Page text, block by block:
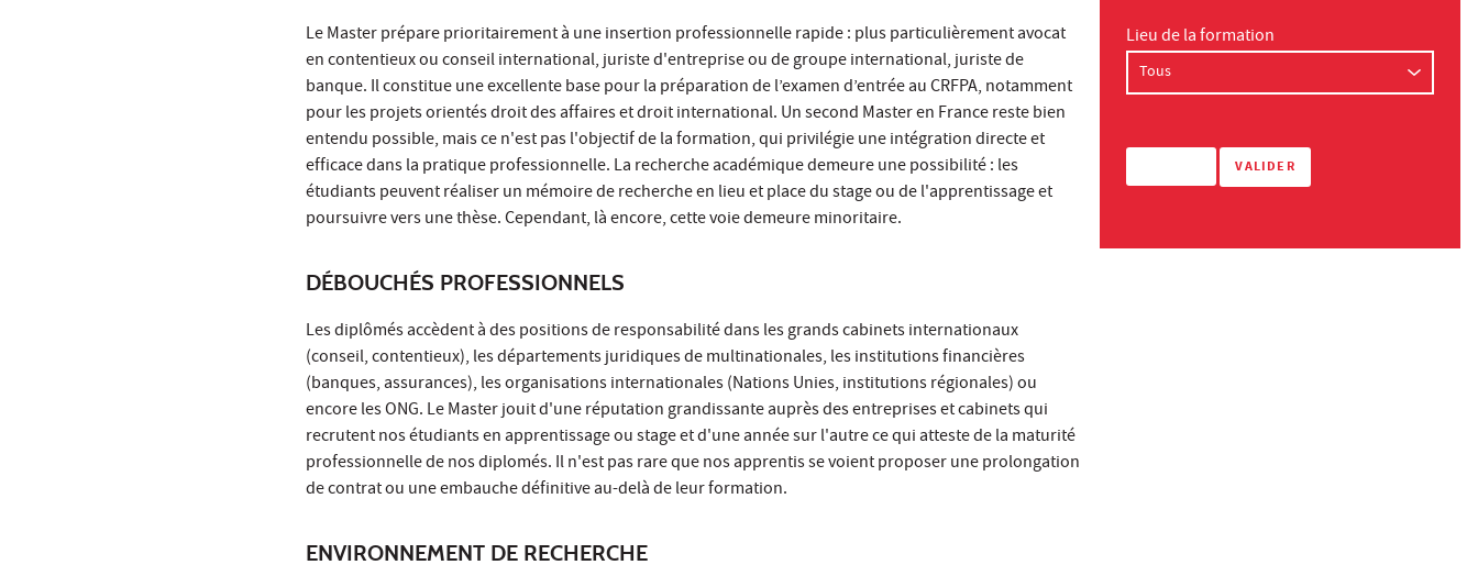
Le Master prépare prioritairement à une insertion professionnelle rapide : plus particulièrement avocat
en contentieux ou conseil international, juriste d'entreprise ou de groupe international, juriste de
banque. Il constitue une excellente base pour la préparation de l’examen d’entrée au CRFPA, notamment
pour les projets orientés droit des affaires et droit international. Un second Master en France reste bien
entendu possible, mais ce n'est pas l'objectif de la formation, qui privilégie une intégration directe et
efficace dans la pratique professionnelle. La recherche académique demeure une possibilité : les
étudiants peuvent réaliser un mémoire de recherche en lieu et place du stage ou de l'apprentissage et
poursuivre vers une thèse. Cependant, là encore, cette voie demeure minoritaire.
DÉBOUCHÉS PROFESSIONNELS
Les diplômés accèdent à des positions de responsabilité dans les grands cabinets internationaux
(conseil, contentieux), les départements juridiques de multinationales, les institutions financières
(banques, assurances), les organisations internationales (Nations Unies, institutions régionales) ou
encore les ONG. Le Master jouit d'une réputation grandissante auprès des entreprises et cabinets qui
recrutent nos étudiants en apprentissage ou stage et d'une année sur l'autre ce qui atteste de la maturité
professionnelle de nos diplomés. Il n'est pas rare que nos apprentis se voient proposer une prolongation
de contrat ou une embauche définitive au-delà de leur formation.
ENVIRONNEMENT DE RECHERCHE
Lieu de la formation